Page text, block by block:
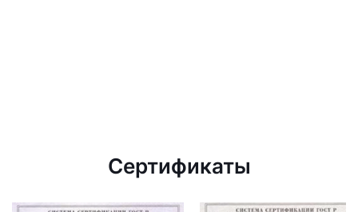
Сертификаты